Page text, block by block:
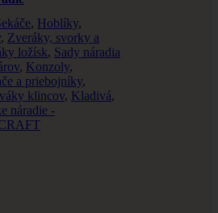
, Hoblíky,
, Zveráky, svorky a
ložísk, Sady náradia
, Konzoly,
a priebojníky,
klincov, Kladivá,
náradie -